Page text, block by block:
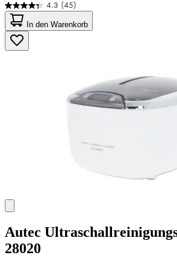
4.3 (45)
4.3
von
5
Sternen.
45
In den Warenkorb
Autec
28020